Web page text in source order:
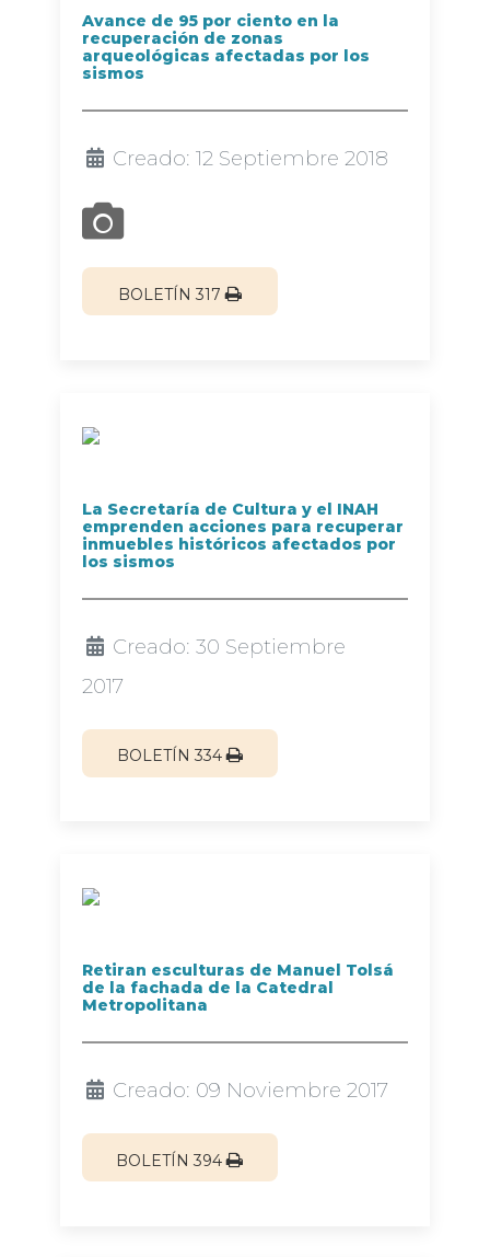
Avance de 95 por ciento en la
recuperación de zonas
arqueológicas afectadas por los
sismos
Creado: 12 Septiembre 2018
BOLETÍN 317
La Secretaría de Cultura y el INAH
emprenden acciones para recuperar
inmuebles históricos afectados por
los sismos
Creado: 30 Septiembre
2017
BOLETÍN 334
Retiran esculturas de Manuel Tolsá
de la fachada de la Catedral
Metropolitana
Creado: 09 Noviembre 2017
BOLETÍN 394